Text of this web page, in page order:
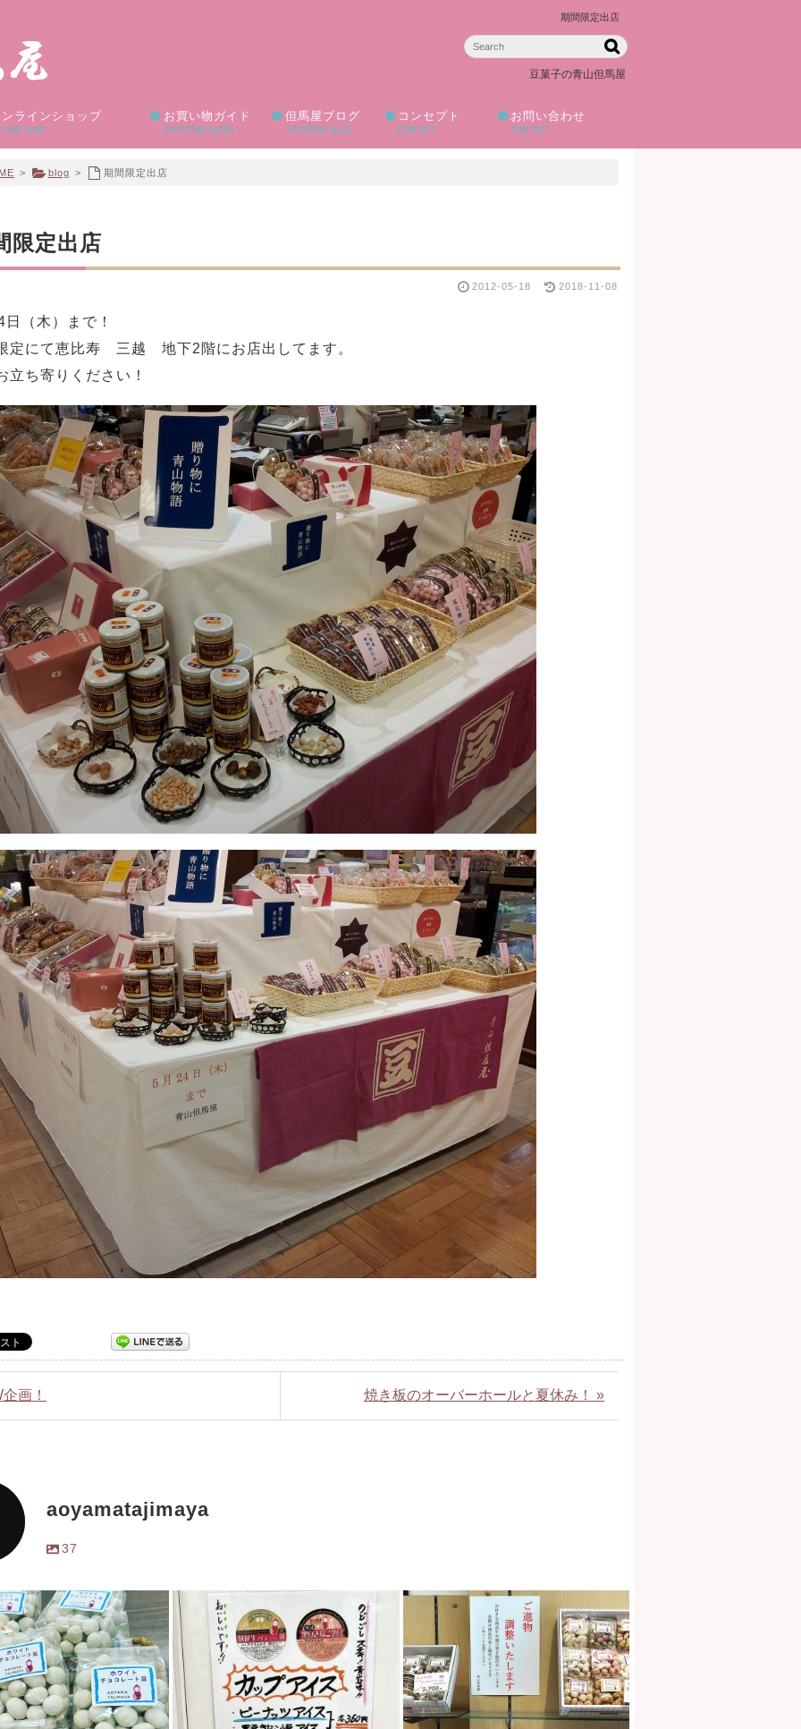
期間限定出店
豆菓子の青山但馬屋
ラインショップ
SHOP
お買い物ガイド
SHOPPING GUIDE
但馬屋ブログ
TAJIMAYA BLOG
コンセプト
CONCEPT
お問い合わせ
CONTACT
> blog > 期間限定出店
限定出店
2012-05-18 2018-11-08
日（木）まで！
定にて恵比寿 三越 地下2階にお店出してます。
立ち寄りください！
画！ 焼き板のオーバーホールと夏休み！ »
aoyamatajimaya
37
トチョコレート豆。500
み)。販売始まりまし
ポーツ観戦や散策のおと
うぞ！...
大好評の「豆屋」のカップアイ
ス。ダイエット中の方もカロリ
ー低めで罪悪感ゼロ。甘さ控え
め素材の味バッチ...
ご進物、お好みで詰め合わせい
たします。#青山但馬屋 #外苑
前 #おみやげ #手土産 #青
山物語 #銀...